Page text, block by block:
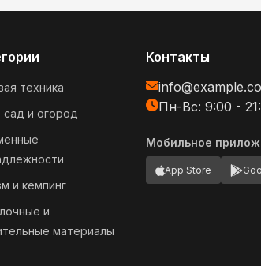
техника
сад и огород
и кемпинг
и
материалы
Контакты
Пн-Вс: 9:00 -
Мобильное
App Store